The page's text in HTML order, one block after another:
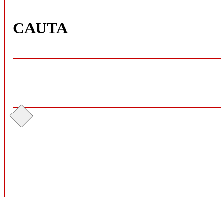
CAUTA